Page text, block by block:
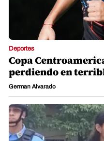
Deportes
Copa
perdiendo en
German Alvarado